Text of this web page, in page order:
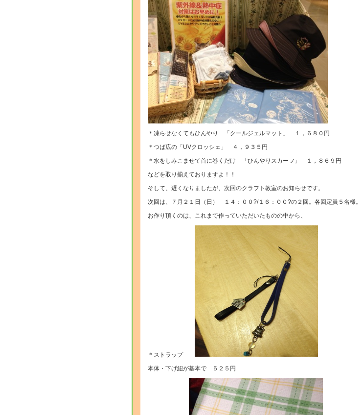
＊凍らせなくてもひんやり 「クールジェルマット」 １，６８０円
＊つば広の「UVクロッシェ」 ４，９３５円
＊水をしみこませて首に巻くだけ 「ひんやりスカーフ」 １，８６９円
などを取り揃えておりますよ！！
そして、遅くなりましたが、次回のクラフト教室のお知らせです。
次回は、７月２１日（日） １４：００?/１６：００?の２回。各回定員５名様。
お作り頂くのは、これまで作っていただいたものの中から、
＊ストラップ
本体・下げ紐が基本で ５２５円